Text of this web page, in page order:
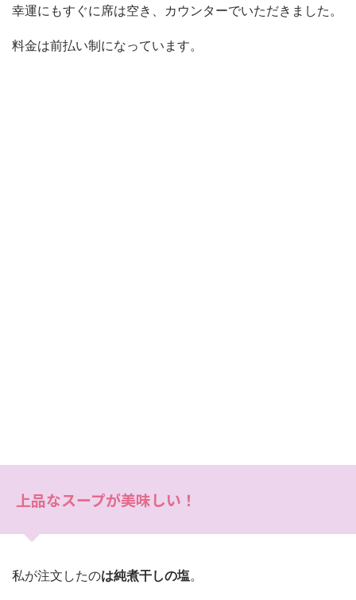
幸運にもすぐに席は空き、カウンターでいただきました。
料金は前払い制になっています。
上品なスープが美味しい！
私が注文したのは純煮干しの塩。